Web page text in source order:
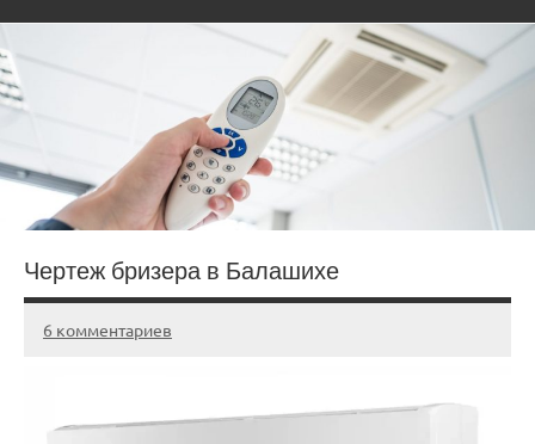
Чертеж бризера в Балашихе
20.03.2025
admin
6 комментариев